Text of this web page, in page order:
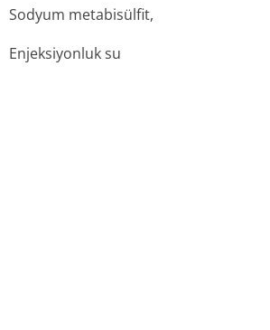
Sodyum metabisülfit,
Enjeksiyonluk su